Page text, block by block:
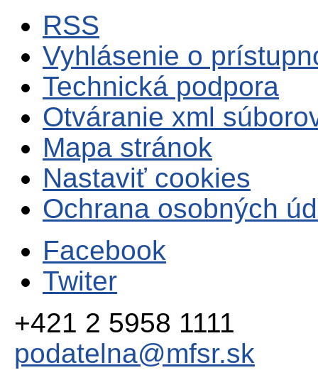
RSS
Vyhlásenie o
Technická podpora
Otváranie xml
Mapa stránok
Nastaviť cookies
Ochrana osobných
Facebook
Twiter
+421 2 5958 1111
podatelna@mfsr.sk